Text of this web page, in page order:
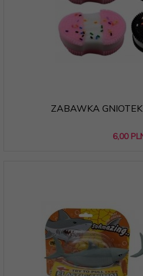
ZABAWKA
6,00